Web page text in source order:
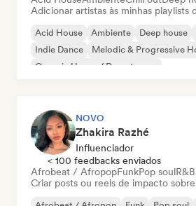
Adicionar artistas às minhas playlists
Acid House Ambiente Deep house
Indie Dance
Melodic & Progressive
Organic House / Downtempo
NOVO
Zhakira Razhé
Influenciador
< 100 feedbacks enviados
Afrobeat / AfropopFunkPop soulR&B
Criar posts ou reels de impacto